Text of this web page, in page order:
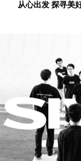
从⼼出发 探寻美